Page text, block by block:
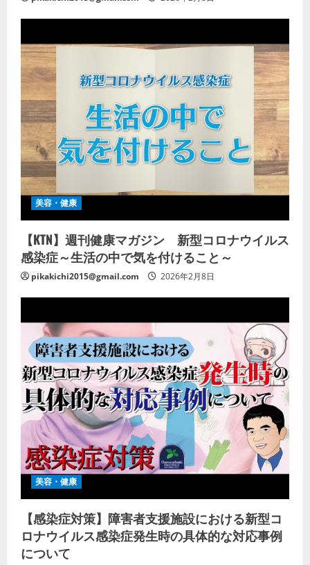
美容・健康
【KTN】週刊健康マガジン 新型コロナウイルス
感染症～生活の中で気を付けること～
pikakichi2015@gmail.com 2026年2月8日
美容・健康
【感染症対策】障害者支援施設における新型コ
ロナウイルス感染症発生時の具体的な対応事例
について